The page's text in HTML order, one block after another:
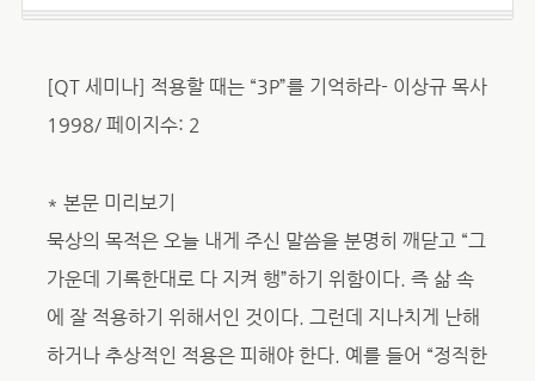
[QT 세미나] 적용할 때는 “3P”를 기억하라- 이상규 목사
1998/ 페이지수: 2
* 본문 미리보기
묵상의 목적은 오늘 내게 주신 말씀을 분명히 깨닫고 “그
가운데 기록한대로 다 지켜 행”하기 위함이다. 즉 삶 속
에 잘 적용하기 위해서인 것이다. 그런데 지나치게 난해
하거나 추상적인 적용은 피해야 한다. 예를 들어 “정직한